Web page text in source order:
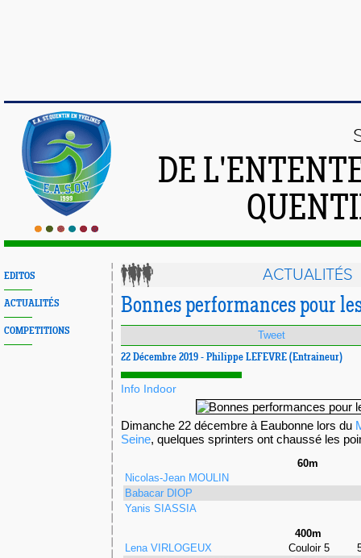
DE
EDITOS
ACTUALITÉS
COMPETITIONS
ACTUALITÉS
Bonnes performances pour
Tweet
22 Décembre 2019 - Philippe LEFEVRE (Entraineur)
Info Indoor
Dimanche 22 décembre à Eaubonne lors du
Seine, quelques sprinters ont chaussé les
60m
Nicolas-Jean MOULIN
Babacar DIOP
Yanis SIASSIA
400m
Lena VIRLOGEUX
Couloir 5